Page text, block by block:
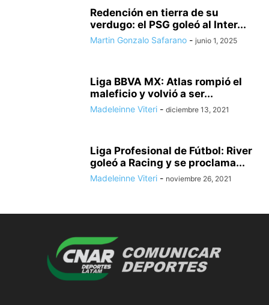
Redención en tierra de su
verdugo: el PSG goleó al Inter...
Martin Gonzalo Safarano - junio 1, 2025
Liga BBVA MX: Atlas rompió el
maleficio y volvió a ser...
Madeleinne Viteri - diciembre 13, 2021
Liga Profesional de Fútbol: River
goleó a Racing y se proclama...
Madeleinne Viteri - noviembre 26, 2021